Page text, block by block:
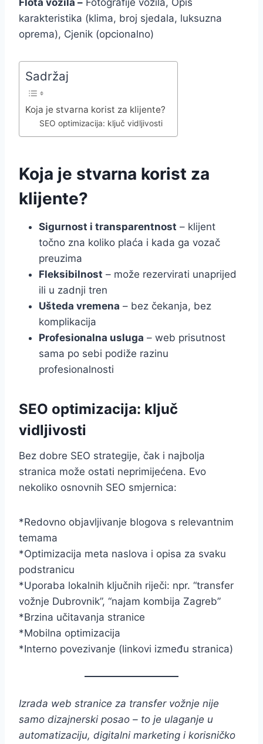
karakteristika (klima, broj sjedala, luksuzna
oprema), Cjenik (opcionalno)
Sadržaj
Koja je stvarna korist za klijente?
SEO optimizacija: ključ vidljivosti
Koja je stvarna korist za
klijente?
Sigurnost i transparentnost – klijent
točno zna koliko plaća i kada ga vozač
preuzima
Fleksibilnost – može rezervirati unaprijed
ili u zadnji tren
Ušteda vremena – bez čekanja, bez
komplikacija
Profesionalna usluga – web prisutnost
sama po sebi podiže razinu
profesionalnosti
SEO optimizacija: ključ
vidljivosti
Bez dobre SEO strategije, čak i najbolja
stranica može ostati neprimijećena. Evo
nekoliko osnovnih SEO smjernica:
*Redovno objavljivanje blogova s relevantnim
temama
*Optimizacija meta naslova i opisa za svaku
podstranicu
*Uporaba lokalnih ključnih riječi: npr. “transfer
vožnje Dubrovnik”, “najam kombija Zagreb”
*Brzina učitavanja stranice
*Mobilna optimizacija
*Interno povezivanje (linkovi između stranica)
Izrada web stranice za transfer vožnje nije
samo dizajnerski posao – to je ulaganje u
automatizaciju, digitalni marketing i korisničko